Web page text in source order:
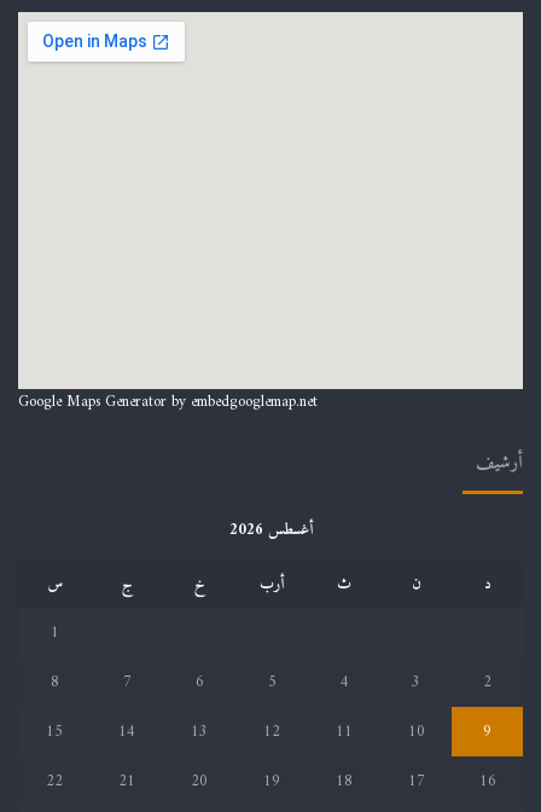
Google Maps Generator by embedgooglemap.net
أرشيف
أغسطس 2026
د
ن ث أرب خ ج
س
1
2
3
4
5
6
7
8
9
10
11
12
13
14
15
16
17
18
19
20
21
22